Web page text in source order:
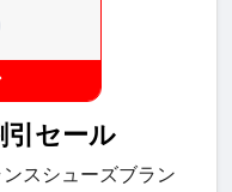
セール
スシューズブラン